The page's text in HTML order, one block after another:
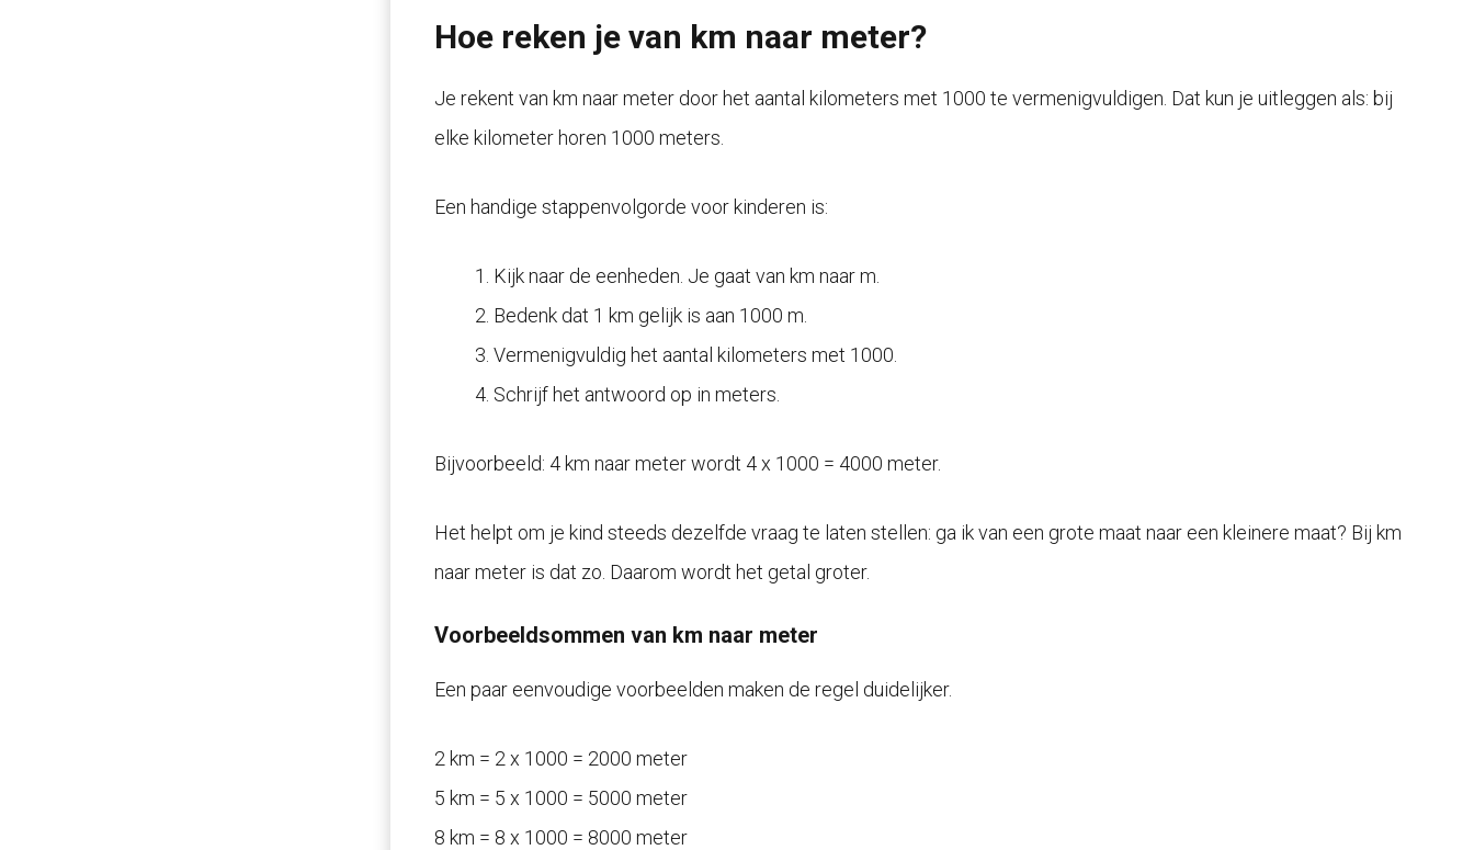
Hoe reken je van km naar meter?
Je rekent van km naar meter door het aantal kilometers met 1000 te vermenigvuldigen. Dat kun je uitleggen als: bij
elke kilometer horen 1000 meters.
Een handige stappenvolgorde voor kinderen is:
Kijk naar de eenheden. Je gaat van km naar m.
Bedenk dat 1 km gelijk is aan 1000 m.
Vermenigvuldig het aantal kilometers met 1000.
Schrijf het antwoord op in meters.
Bijvoorbeeld: 4 km naar meter wordt 4 x 1000 = 4000 meter.
Het helpt om je kind steeds dezelfde vraag te laten stellen: ga ik van een grote maat naar een kleinere maat? Bij km
naar meter is dat zo. Daarom wordt het getal groter.
Voorbeeldsommen van km naar meter
Een paar eenvoudige voorbeelden maken de regel duidelijker.
2 km = 2 x 1000 = 2000 meter
5 km = 5 x 1000 = 5000 meter
8 km = 8 x 1000 = 8000 meter